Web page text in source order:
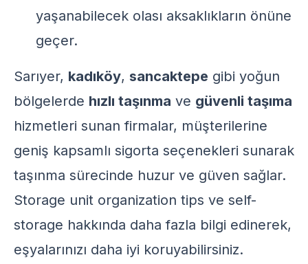
yaşanabilecek olası aksaklıkların önüne
geçer.
Sarıyer, kadıköy, sancaktepe gibi yoğun
bölgelerde hızlı taşınma ve güvenli taşıma
hizmetleri sunan firmalar, müşterilerine
geniş kapsamlı sigorta seçenekleri sunarak
taşınma sürecinde huzur ve güven sağlar.
Storage unit organization tips ve self-
storage hakkında daha fazla bilgi edinerek,
eşyalarınızı daha iyi koruyabilirsiniz.